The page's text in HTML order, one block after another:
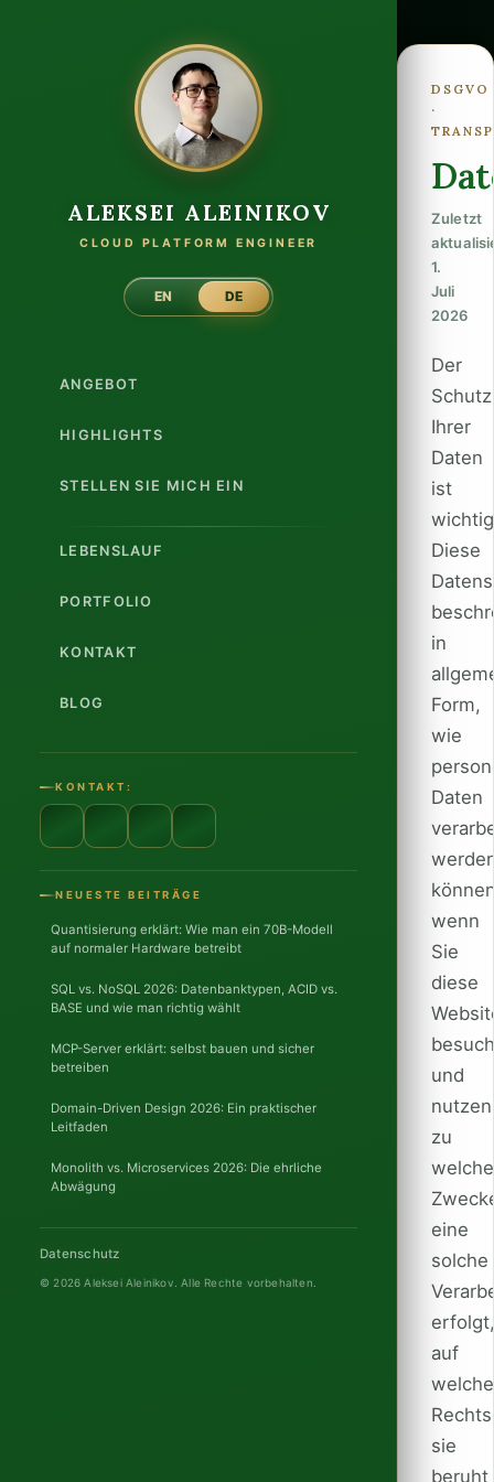
ALEKSEI ALEINIKOV
CLOUD PLATFORM ENGINEER
EN DE
ANGEBOT
HIGHLIGHTS
STELLEN SIE MICH EIN
LEBENSLAUF
PORTFOLIO
KONTAKT
BLOG
KONTAKT:
NEUESTE BEITRÄGE
Quantisierung erklärt: Wie man ein 70B-Modell
auf normaler Hardware betreibt
SQL vs. NoSQL 2026: Datenbanktypen, ACID vs.
BASE und wie man richtig wählt
MCP-Server erklärt: selbst bauen und sicher
betreiben
Domain-Driven Design 2026: Ein praktischer
Leitfaden
Monolith vs. Microservices 2026: Die ehrliche
Abwägung
Datenschutz
© 2026 Aleksei Aleinikov.Alle Rechte vorbehalten.
DSGVO
·
Zuletzt
1.
Juli
2026
Der
Schutz
Ihrer
Daten
ist
Diese
in
Form,
wie
Daten
wenn
Sie
diese
und
zu
eine
solche
erfolgt,
auf
sie
beruht